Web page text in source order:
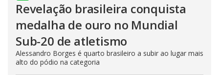
Revelação brasileira conquista
medalha de ouro no Mundial
Sub-20 de atletismo
Alessandro Borges é quarto brasileiro a subir ao lugar mais
alto do pódio na categoria